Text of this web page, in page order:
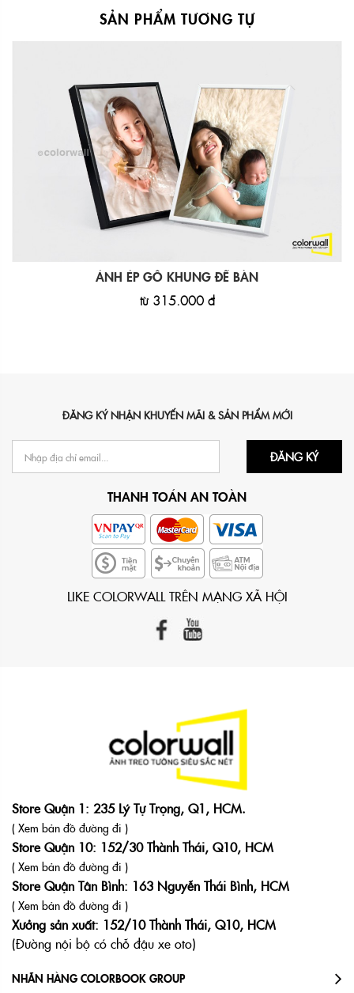
SẢN PHẨM TƯƠNG TỰ
ẢNH ÉP GỖ KHUNG ĐỂ BÀN
từ 315.000 đ
ĐĂNG KÝ NHẬN KHUYẾN MÃI & SẢN PHẨM MỚI
ĐĂNG KÝ
THANH TOÁN AN TOÀN
LIKE COLORWALL TRÊN MẠNG XÃ HỘI
Store Quận 1: 235 Lý Tự Trọng, Q1, HCM.
( Xem bản đồ đường đi )
Store Quận 10: 152/30 Thành Thái, Q10, HCM
( Xem bản đồ đường đi )
Store Quận Tân Bình: 163 Nguyễn Thái Bình, HCM
( Xem bản đồ đường đi )
Xưởng sản xuất: 152/10 Thành Thái, Q10, HCM
(Đường nội bộ có chỗ đậu xe oto)
NHÃN HÀNG COLORBOOK GROUP